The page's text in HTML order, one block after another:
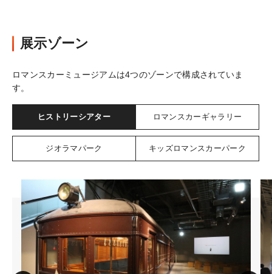
展示ゾーン
ロマンスカーミュージアムは4つのゾーンで構成されていま
す。
ヒストリーシアター ロマンスカーギャラリー
ジオラマパーク キッズロマンスカーパーク